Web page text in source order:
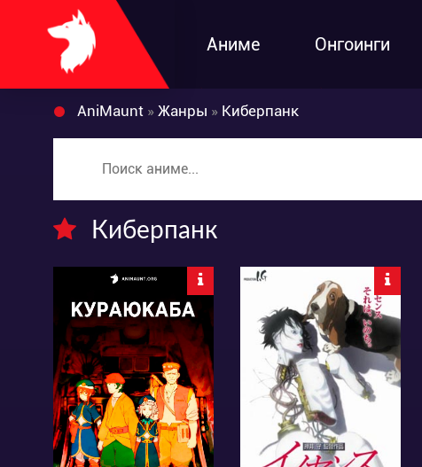
Аниме Онгоинги
AniMaunt » Жанры » Киберпанк
Киберпанк
7086
20 11
7996
2 3